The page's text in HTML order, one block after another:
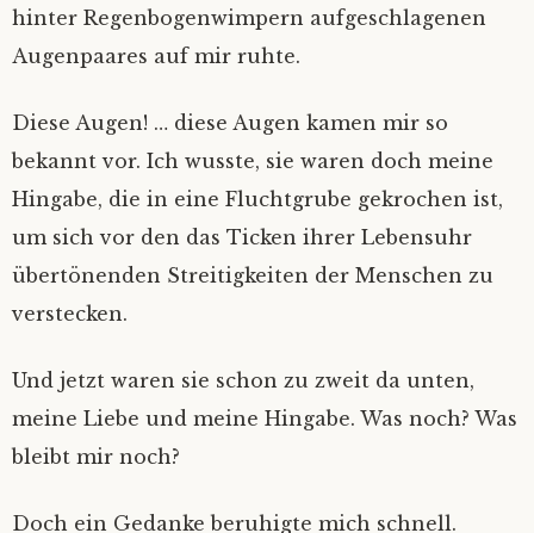
hinter Regenbogenwimpern aufgeschlagenen
Augenpaares auf mir ruhte.
Diese Augen! … diese Augen kamen mir so
bekannt vor. Ich wusste, sie waren doch meine
Hingabe, die in eine Fluchtgrube gekrochen ist,
um sich vor den das Ticken ihrer Lebensuhr
übertönenden Streitigkeiten der Menschen zu
verstecken.
Und jetzt waren sie schon zu zweit da unten,
meine Liebe und meine Hingabe. Was noch? Was
bleibt mir noch?
Doch ein Gedanke beruhigte mich schnell.